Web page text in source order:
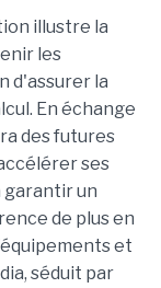
illustre la
les
d'assurer la
En échange
des futures
ses
garantir un
de plus en
et
séduit par